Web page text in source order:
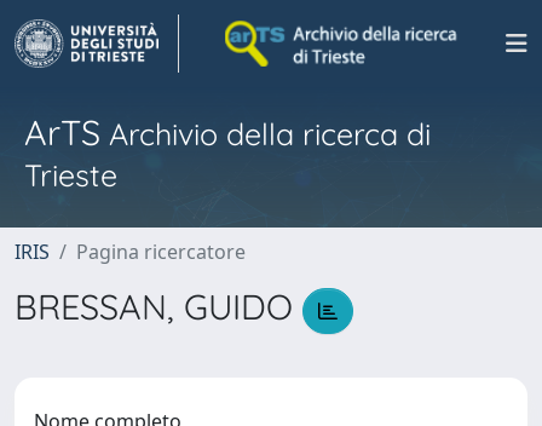
ArTS Archivio della ricerca di
Trieste
IRIS Pagina ricercatore
BRESSAN, GUIDO